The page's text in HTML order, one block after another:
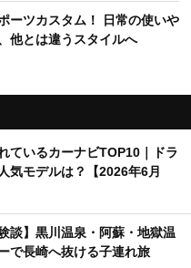
ーツカスタム！ 日常の使いや
他とは違うスタイルへ
ているカーナビTOP10｜ドラ
気モデルは？【2026年6月
談】黒川温泉・阿蘇・地獄温
で長崎へ抜ける子連れ旅